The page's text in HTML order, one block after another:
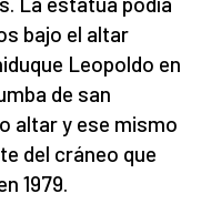
bajo el altar
Leopoldo en
de san
altar y ese mismo
del cráneo que
1979.